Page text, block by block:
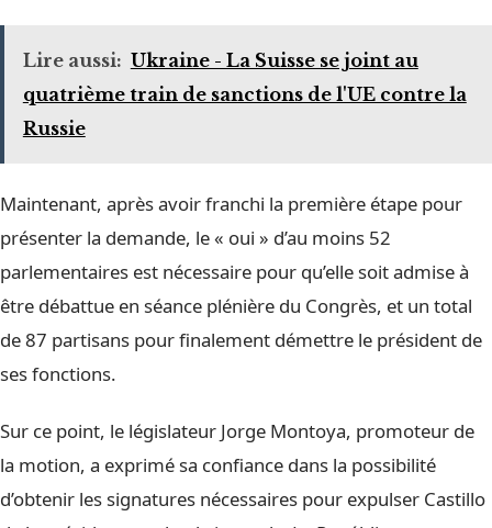
Lire aussi: Ukraine - La Suisse se joint au
quatrième train de sanctions de l'UE contre la
Russie
Maintenant, après avoir franchi la première étape pour
présenter la demande, le « oui » d’au moins 52
parlementaires est nécessaire pour qu’elle soit admise à
être débattue en séance plénière du Congrès, et un total
de 87 partisans pour finalement démettre le président de
ses fonctions.
Sur ce point, le législateur Jorge Montoya, promoteur de
la motion, a exprimé sa confiance dans la possibilité
d’obtenir les signatures nécessaires pour expulser Castillo